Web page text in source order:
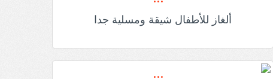
ألغاز للأطفال شيقة ومسلية جدا